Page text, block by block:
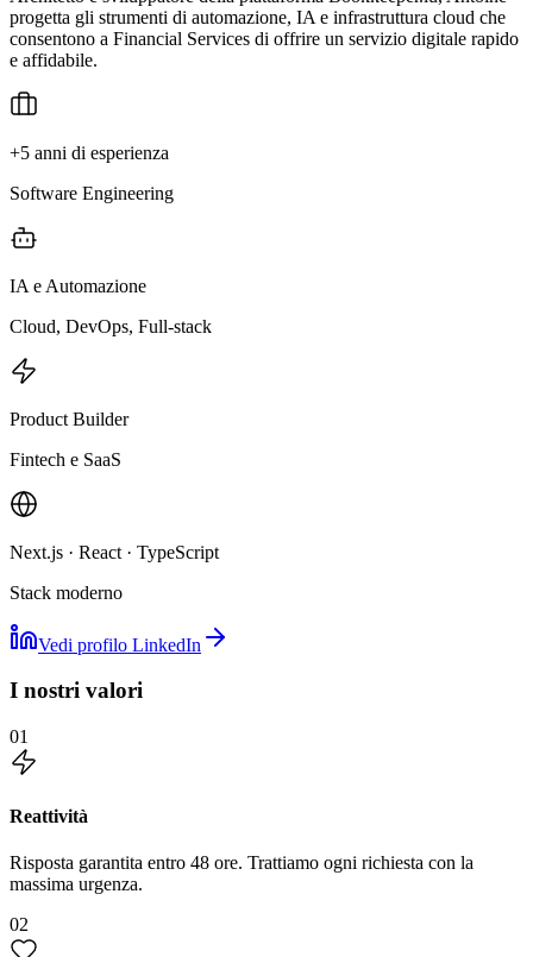
progetta gli strumenti di automazione, IA e infrastruttura cloud che
consentono a Financial Services di offrire un servizio digitale rapido
e affidabile.
+5 anni di esperienza
Software Engineering
IA e Automazione
Cloud, DevOps, Full-stack
Product Builder
Fintech e SaaS
Next.js · React · TypeScript
Stack moderno
Vedi profilo LinkedIn
I nostri valori
01
Reattività
Risposta garantita entro 48 ore. Trattiamo ogni richiesta con la
massima urgenza.
02